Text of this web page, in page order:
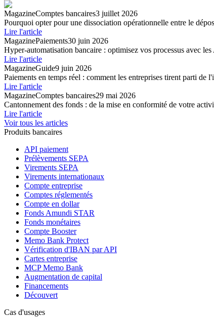
MagazineComptes bancaires3 juillet 2026
Pourquoi opter pour une dissociation opérationnelle entre le
Lire l'article
MagazinePaiements30 juin 2026
Hyper-automatisation bancaire : optimisez vos processus avec
Lire l'article
MagazineGuide9 juin 2026
Paiements en temps réel : comment les entreprises tirent parti de
Lire l'article
MagazineComptes bancaires29 mai 2026
Cantonnement des fonds : de la mise en conformité de votre
Lire l'article
Voir tous les articles
Produits bancaires
API paiement
Prélèvements SEPA
Virements SEPA
Virements internationaux
Compte entreprise
Comptes réglementés
Compte en dollar
Fonds Amundi STAR
Fonds monétaires
Compte Booster
Memo Bank Protect
Vérification d'IBAN par API
Cartes entreprise
MCP Memo Bank
Augmentation de capital
Financements
Découvert
Cas d'usages